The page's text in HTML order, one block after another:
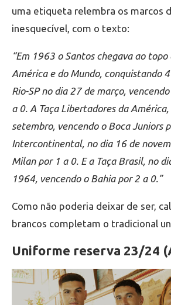
uma etiqueta relembra os marcos
inesquecível, com o texto:
“Em 1963 o Santos chegava ao topo
América e do Mundo, conquistando
Rio-SP no dia 27 de março,
a 0. A Taça Libertadores da
setembro, vencendo o Boca Juniors
Intercontinental, no dia 16 de
Milan por 1 a 0. E a Taça Brasil, no
1964, vencendo o Bahia por 2 a 0.”
Como não poderia deixar de ser,
brancos completam o tradicional
Uniforme reserva 23/24